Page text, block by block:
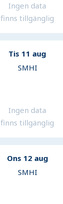
Ingen data
finns tillgänglig
Tis 11 aug
SMHI
Ingen data
finns tillgänglig
Ons 12 aug
SMHI